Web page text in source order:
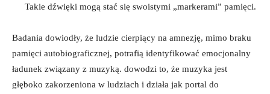
Takie dźwięki mogą stać się swoistymi „markerami” pamięci.
Badania dowiodły, że ludzie cierpiący na amnezję, mimo braku
pamięci autobiograficznej, potrafią identyfikować emocjonalny
ładunek związany z muzyką. dowodzi to, że muzyka jest
głęboko zakorzeniona w ludziach i działa jak portal do